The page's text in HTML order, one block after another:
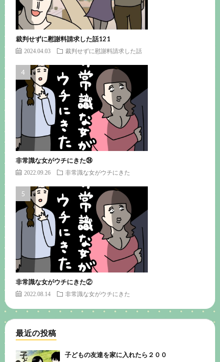
裁判せずに慰謝料請求した話121
2024.04.03 裁判せずに慰謝料請求した話
非常識な女がウチにきた㉔
2022.09.26 非常識な女がウチにきた
非常識な女がウチにきた②
2022.08.14 非常識な女がウチにきた
最近の投稿
子どもの友達を家に入れたら２００